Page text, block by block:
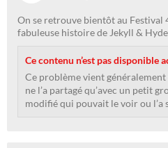
On se retrouve bientôt au Festival
fabuleuse histoire de Jekyll &
Ce contenu n’est pas disponible
Ce problème vient
ne l’a partagé qu’avec un petit
modifié qui pouvait le voir ou l’a